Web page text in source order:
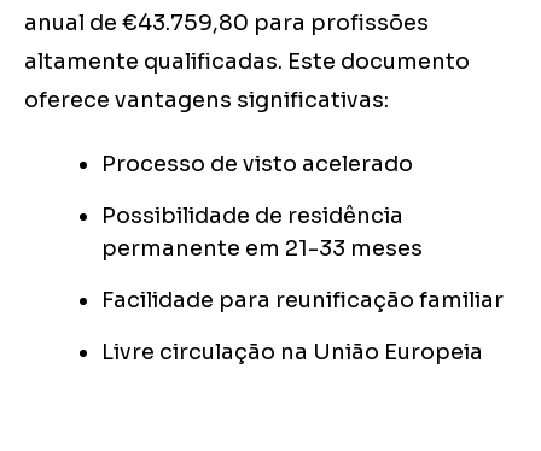
anual de €43.759,80 para profissões
altamente qualificadas. Este documento
oferece vantagens significativas:
Processo de visto acelerado
Possibilidade de residência
permanente em 21-33 meses
Facilidade para reunificação familiar
Livre circulação na União Europeia